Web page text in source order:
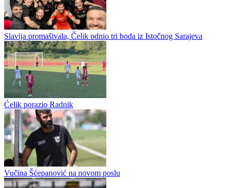
Juniori Slavije odnijeli bod iz Zenice
Čelik i Slavija su u utakmici 18. kola juniorske Premijer lige Bosne i
Hercegovine odigrali u Zenici 0:0. U tvrdoj utakmici na kraju nije
bilo pogodaka, pa Slavija drugo uzastopno gostovanje na...
Pauzu prekratili prijateljskom utakmicom: Slavija i Čelik ponovo u
Istočnom Sarajevu
Slavija promašivala, Čelik odnio tri boda iz Istočnog Sarajeva